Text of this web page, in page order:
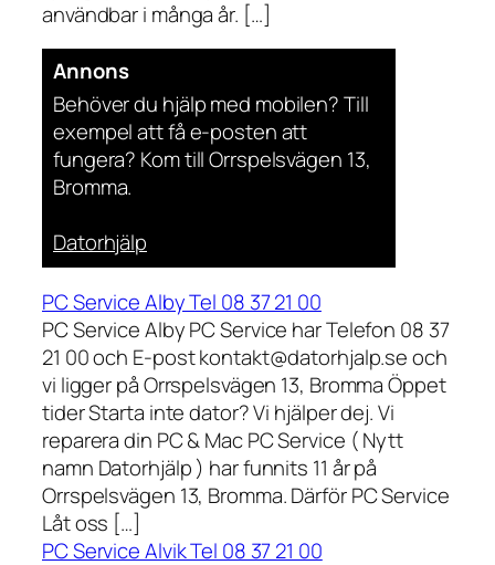
användbar i många år. […]
Annons
Behöver du hjälp med mobilen? Till
exempel att få e-posten att
fungera? Kom till Orrspelsvägen 13,
Bromma.
Datorhjälp
PC Service Alby Tel 08 37 21 00
PC Service Alby PC Service har Telefon 08 37
21 00 och E-post kontakt@datorhjalp.se och
vi ligger på Orrspelsvägen 13, Bromma Öppet
tider Starta inte dator? Vi hjälper dej. Vi
reparera din PC & Mac PC Service ( Nytt
namn Datorhjälp ) har funnits 11 år på
Orrspelsvägen 13, Bromma. Därför PC Service
Låt oss […]
PC Service Alvik Tel 08 37 21 00